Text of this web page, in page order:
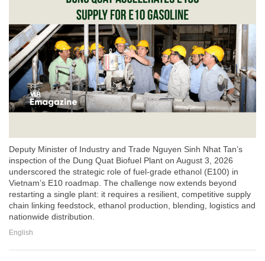
Deputy Minister of Industry and Trade Nguyen Sinh Nhat Tan’s
inspection of the Dung Quat Biofuel Plant on August 3, 2026
underscored the strategic role of fuel-grade ethanol (E100) in
Vietnam’s E10 roadmap. The challenge now extends beyond
restarting a single plant: it requires a resilient, competitive supply
chain linking feedstock, ethanol production, blending, logistics and
nationwide distribution.
English